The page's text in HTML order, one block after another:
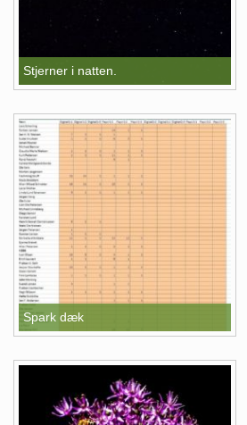
Stjerner i natten.
Spark dæk